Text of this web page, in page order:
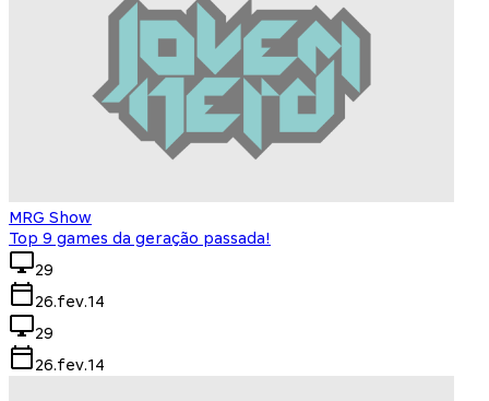
MRG Show
Top 9 games da geração passada!
29
26.fev.14
29
26.fev.14